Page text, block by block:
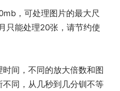
，可处理图片的最大尺
只能处理20张，请节约使
间，不同的放大倍数和图
同，从几秒到几分钏不等